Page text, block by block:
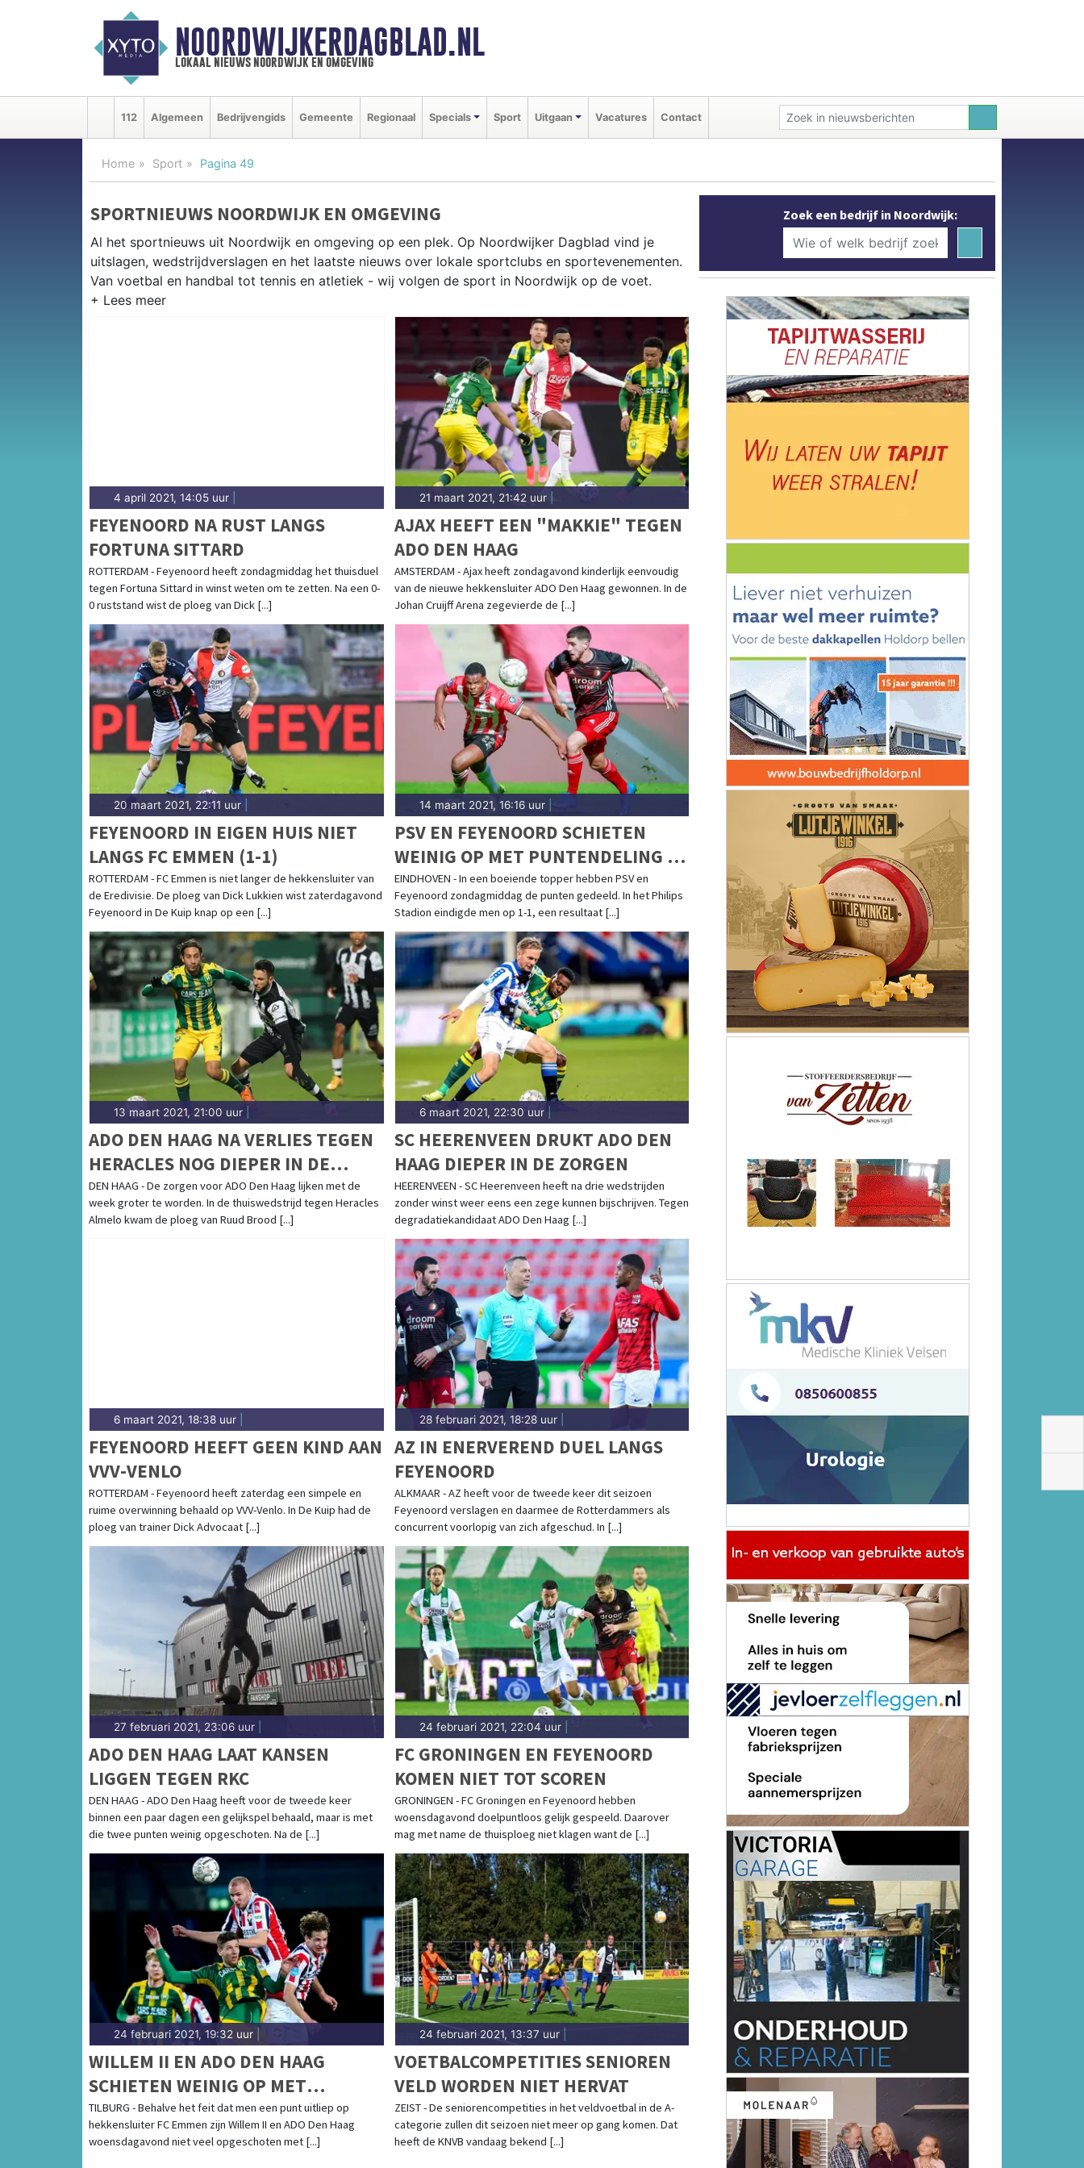
NOORDWIJKERDAGBLAD.NL
lokaal nieuws noordwijk en omgeving
112 Algemeen Bedrijvengids Gemeente Regionaal Specials Sport Uitgaan Vacatures Contact
Home Sport Pagina 49
SPORTNIEUWS NOORDWIJK EN OMGEVING
Al het sportnieuws uit Noordwijk en omgeving op een plek. Op Noordwijker Dagblad vind je
uitslagen, wedstrijdverslagen en het laatste nieuws over lokale sportclubs en sportevenementen.
Van voetbal en handbal tot tennis en atletiek - wij volgen de sport in Noordwijk op de voet.
Van VV Noordwijk en Noordwijkerhout tot surfen op het Noordwijkse strand en fietsen langs de
bollenvelden — sport in Noordwijk heeft een kustkarakter. Blijf op de hoogte van alle sportieve
4 april 2021, 14:05 uur
FEYENOORD NA RUST LANGS
FORTUNA SITTARD
ROTTERDAM - Feyenoord heeft zondagmiddag het thuisduel
tegen Fortuna Sittard in winst weten om te zetten. Na een 0-
0 ruststand wist de ploeg van Dick [...]
21 maart 2021, 21:42 uur|
AJAX HEEFT EEN "MAKKIE" TEGEN
ADO DEN HAAG
AMSTERDAM - Ajax heeft zondagavond kinderlijk eenvoudig
van de nieuwe hekkensluiter ADO Den Haag gewonnen. In de
Johan Cruijff Arena zegevierde de [...]
20 maart 2021, 22:11 uur
FEYENOORD IN EIGEN HUIS NIET
LANGS FC EMMEN (1-1)
ROTTERDAM - FC Emmen is niet langer de hekkensluiter van
de Eredivisie. De ploeg van Dick Lukkien wist zaterdagavond
Feyenoord in De Kuip knap op een [...]
14 maart 2021, 16:16 uur|
PSV EN FEYENOORD SCHIETEN
WEINIG OP MET PUNTENDELING IN
BOEIENDE TOPPER
EINDHOVEN - In een boeiende topper hebben PSV en
Feyenoord zondagmiddag de punten gedeeld. In het Philips
Stadion eindigde men op 1-1, een resultaat [...]
13 maart 2021, 21:00 uur
ADO DEN HAAG NA VERLIES TEGEN
HERACLES NOG DIEPER IN DE
ZORGEN
DEN HAAG - De zorgen voor ADO Den Haag lijken met de
week groter te worden. In de thuiswedstrijd tegen Heracles
Almelo kwam de ploeg van Ruud Brood [...]
6 maart 2021, 22:30 uur|
SC HEERENVEEN DRUKT ADO DEN
HAAG DIEPER IN DE ZORGEN
HEERENVEEN - SC Heerenveen heeft na drie wedstrijden
zonder winst weer eens een zege kunnen bijschrijven. Tegen
degradatiekandidaat ADO Den Haag [...]
6 maart 2021, 18:38 uur
FEYENOORD HEEFT GEEN KIND AAN
VVV-VENLO
ROTTERDAM - Feyenoord heeft zaterdag een simpele en
ruime overwinning behaald op VVV-Venlo. In De Kuip had de
ploeg van trainer Dick Advocaat [...]
28 februari 2021, 18:28 uur|
AZ IN ENERVEREND DUEL LANGS
FEYENOORD
ALKMAAR - AZ heeft voor de tweede keer dit seizoen
Feyenoord verslagen en daarmee de Rotterdammers als
concurrent voorlopig van zich afgeschud. In [...]
27 februari 2021, 23:06 uur
ADO DEN HAAG LAAT KANSEN
LIGGEN TEGEN RKC
DEN HAAG - ADO Den Haag heeft voor de tweede keer
binnen een paar dagen een gelijkspel behaald, maar is met
die twee punten weinig opgeschoten. Na de [...]
24 februari 2021, 22:04 uur|
FC GRONINGEN EN FEYENOORD
KOMEN NIET TOT SCOREN
GRONINGEN - FC Groningen en Feyenoord hebben
woensdagavond doelpuntloos gelijk gespeeld. Daarover
mag met name de thuisploeg niet klagen want de [...]
24 februari 2021, 19:32 uur
WILLEM II EN ADO DEN HAAG
SCHIETEN WEINIG OP MET
GELIJKSPEL
TILBURG - Behalve het feit dat men een punt uitliep op
hekkensluiter FC Emmen zijn Willem II en ADO Den Haag
woensdagavond niet veel opgeschoten met [...]
24 februari 2021, 13:37 uur|
VOETBALCOMPETITIES SENIOREN
VELD WORDEN NIET HERVAT
ZEIST - De seniorencompetities in het veldvoetbal in de A-
categorie zullen dit seizoen niet meer op gang komen. Dat
heeft de KNVB vandaag bekend [...]
Zoek een bedrijf in Noordwijk: